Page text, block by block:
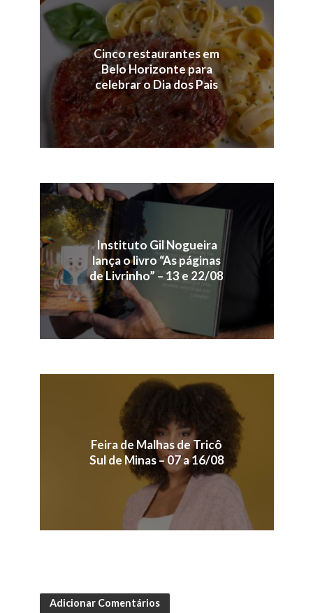
Cinco restaurantes em
Belo Horizonte para
celebrar o Dia dos Pais
Instituto Gil Nogueira
lança o livro “As páginas
de Livrinho” – 13 e 22/08
Feira de Malhas de Tricô
Sul de Minas – 07 a 16/08
Adicionar Comentários